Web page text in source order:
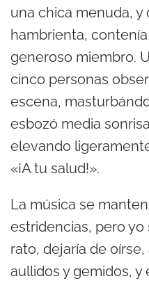
una chica menuda, y
hambrienta,
generoso miembro.
cinco personas
escena,
esbozó media
elevando
«¡A tu salud!».
La música se
estridencias, pero yo
rato, dejaría de
aullidos y gemidos,